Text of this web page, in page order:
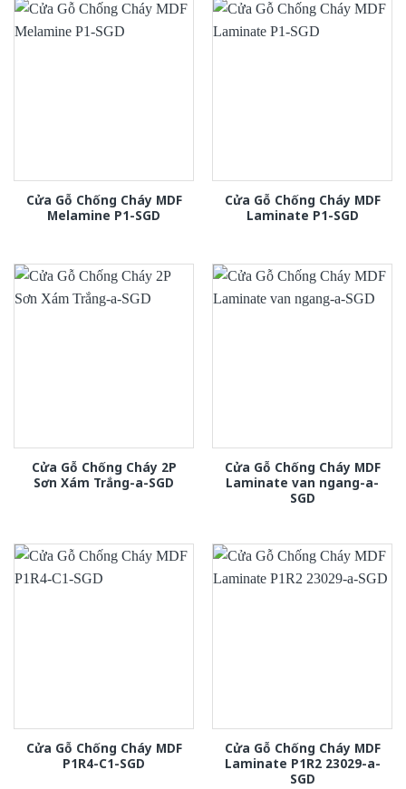
Cửa Gỗ Chống Cháy MDF
Melamine P1-SGD
Cửa Gỗ Chống Cháy MDF
Laminate P1-SGD
Cửa Gỗ Chống Cháy 2P
Sơn Xám Trắng-a-SGD
Cửa Gỗ Chống Cháy MDF
Laminate van ngang-a-
SGD
Cửa Gỗ Chống Cháy MDF
P1R4-C1-SGD
Cửa Gỗ Chống Cháy MDF
Laminate P1R2 23029-a-
SGD